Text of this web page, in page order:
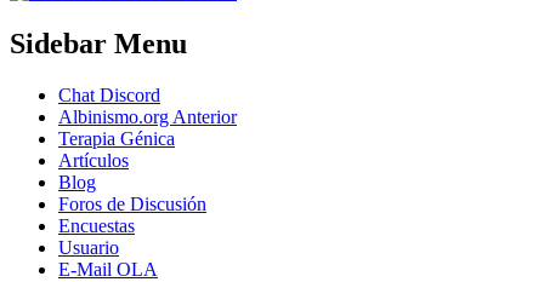
Sidebar Menu
Chat Discord
Albinismo.org Anterior
Terapia Génica
Artículos
Blog
Foros de Discusión
Encuestas
Usuario
E-Mail OLA